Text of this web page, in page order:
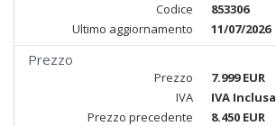
Codice
853306
Ultimo aggiornamento
11/07/2026
Prezzo
Prezzo
7.999 EUR
IVA
IVA Inclusa
Prezzo precedente
8.450 EUR